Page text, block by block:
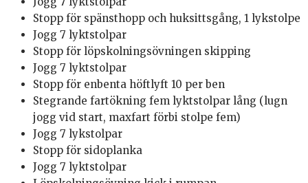
Stopp för spänsthopp och huksittsgång, 1 lykstolpe
Jogg 7 lyktstolpar
Stopp för löpskolningsövningen skipping
Jogg 7 lyktstolpar
Stopp för enbenta höftlyft 10 per ben
Stegrande fartökning fem lyktstolpar lång (lugn
jogg vid start, maxfart förbi stolpe fem)
Jogg 7 lykstolpar
Stopp för sidoplanka
Jogg 7 lyktstolpar